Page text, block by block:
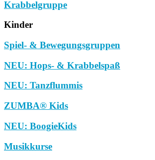
Krabbelgruppe
Kinder
Spiel- & Bewegungsgruppen
NEU: Hops- & Krabbelspaß
NEU: Tanzflummis
ZUMBA® Kids
NEU: BoogieKids
Musikkurse